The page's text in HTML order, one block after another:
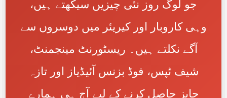
جو لوگ روز نئی چیزیں سیکھتے ہیں،
وہی کاروبار اور کیریئر میں دوسروں سے
آگے نکلتے ہیں۔ ریسٹورنٹ مینجمنٹ،
شیف ٹپس، فوڈ بزنس آئیڈیاز اور تازہ
جابز حاصل کرنے کے لیے آج ہی ہمارے